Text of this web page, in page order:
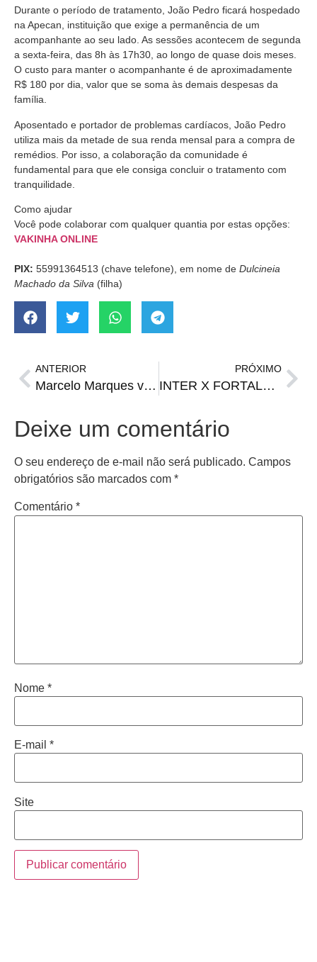
Durante o período de tratamento, João Pedro ficará hospedado
na Apecan, instituição que exige a permanência de um
acompanhante ao seu lado. As sessões acontecem de segunda
a sexta-feira, das 8h às 17h30, ao longo de quase dois meses.
O custo para manter o acompanhante é de aproximadamente
R$ 180 por dia, valor que se soma às demais despesas da
família.
Aposentado e portador de problemas cardíacos, João Pedro
utiliza mais da metade de sua renda mensal para a compra de
remédios. Por isso, a colaboração da comunidade é
fundamental para que ele consiga concluir o tratamento com
tranquilidade.
Como ajudar
Você pode colaborar com qualquer quantia por estas opções:
VAKINHA ONLINE
PIX: 55991364513 (chave telefone), em nome de Dulcineia
Machado da Silva (filha)
ANTERIOR
Marcelo Marques volta atrás e retoma candidatura à presidência do Grêmio
PRÓXIMO
INTER X FORTALEZA | Onde assistir, horário e prováveis escalações
Deixe um comentário
O seu endereço de e-mail não será publicado. Campos
obrigatórios são marcados com *
Comentário *
Nome *
E-mail *
Site